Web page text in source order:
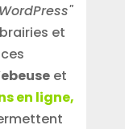
et
et
en ligne,